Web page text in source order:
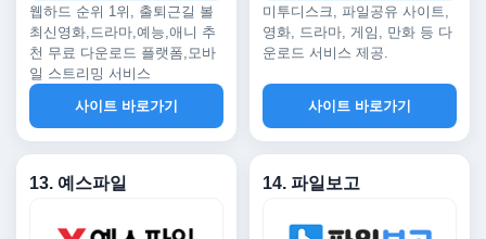
웹하드 순위 1위, 출퇴근길 볼
최신영화,드라마,예능,애니 추
천 무료 다운로드 플랫폼,모바
일 스트리밍 서비스
사이트 바로가기
미투디스크, 파일공유 사이트,
영화, 드라마, 게임, 만화 등 다
운로드 서비스 제공.
사이트 바로가기
13. 예스파일 14. 파일보고